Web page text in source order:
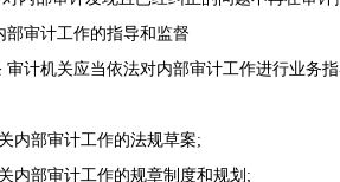
审计工作的指导和监督
机关应当依法对内部审计工作进行业务指
部审计工作的法规草案;
部审计工作的规章制度和规划;